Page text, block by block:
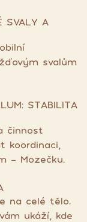
A
svalům
STABILITA
činnost
koordinaci,
- Mozečku.
na celé tělo.
ukáží, kde